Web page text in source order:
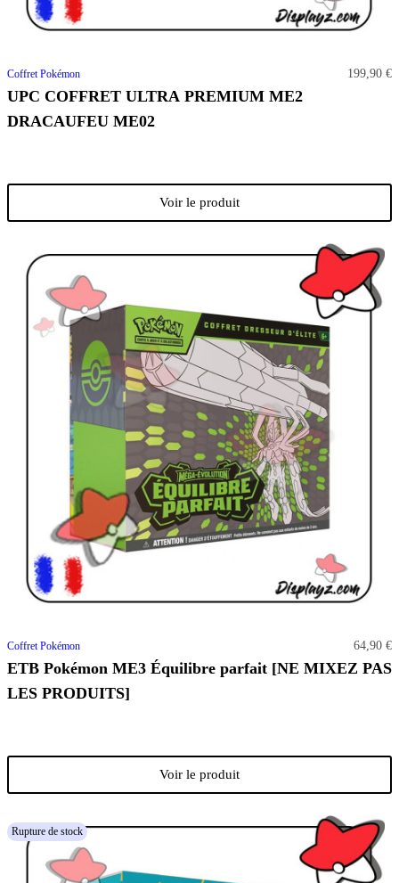
Coffret Pokémon 199,90 €
UPC COFFRET ULTRA PREMIUM ME2
DRACAUFEU ME02
Voir le produit
Coffret Pokémon 64,90 €
ETB Pokémon ME3 Équilibre parfait [NE MIXEZ PAS
LES PRODUITS]
Voir le produit
Rupture de stock